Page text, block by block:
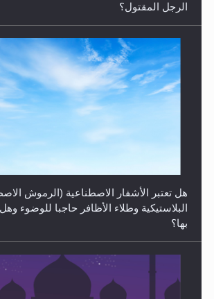
الهجرة: بحث عن الأمن والسلام في سبيل
الرجل المقتول؟
هل تعتبر الأشفار الاصطناعية (الرموش
البلاستيكية وطلاء الأظافر حاجبا للوضوء
بها؟